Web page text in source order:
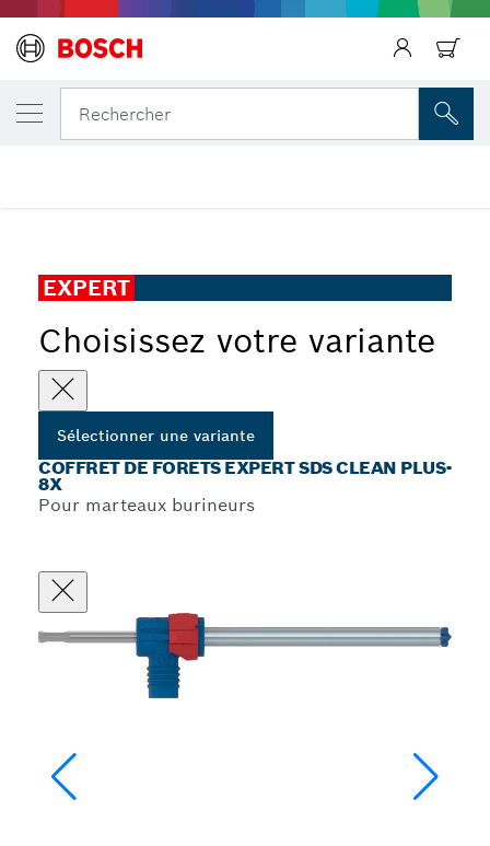
Rechercher
EXPERT
Choisissez votre variante
Sélectionner une variante
COFFRET DE FORETS EXPERT SDS CLEAN PLUS-
8X
Pour marteaux burineurs
VOTRE VARIANTE SÉLECTIONNÉE
Coffret de forets EXPERT SDS Clean plus-